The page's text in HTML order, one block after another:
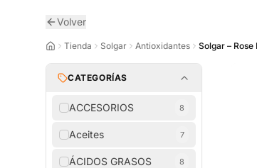
Volver
Tienda Solgar Antioxidantes Solgar –
CATEGORÍAS
ACCESORIOS 8
Aceites 7
ÁCIDOS GRASOS 8